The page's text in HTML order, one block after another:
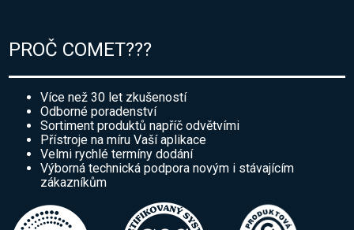
PROČ COMET???
Více než 30 let zkušeností
Odborné poradenství
Sortiment produktů napříč odvětvími
Přístroje na míru Vaší aplikace
Velmi rychlé termíny dodání
Výborná technická podpora novým i stávajícím
zákazníkům